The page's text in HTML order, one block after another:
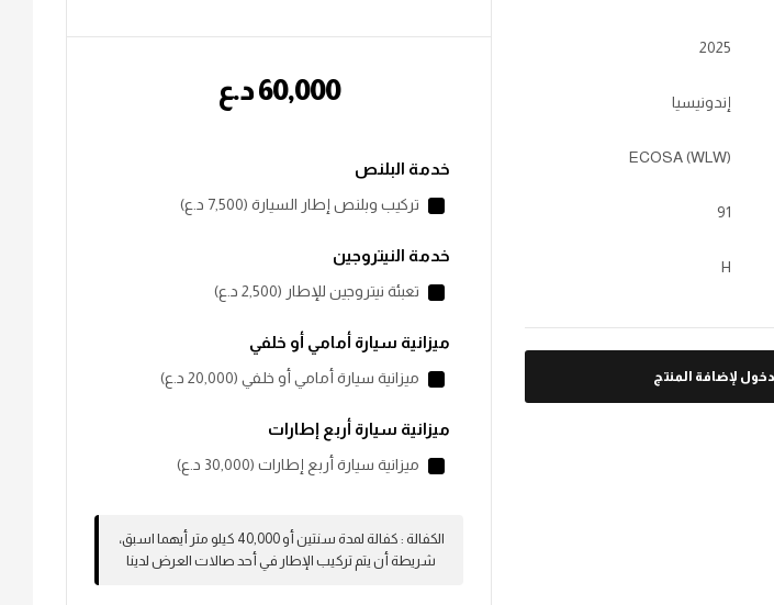
2025
إندونيسيا
ECOSA (WLW)
91
H
لإضافة المنتج
60,000؜د.؜ع
خدمة البلنص
تركيب وبلنص إطار السيارة (7,500 ؜د.؜ع)
خدمة النيتروجين
تعبئة نيتروجين للإطار (2,500 ؜د.؜ع)
ميزانية سيارة أمامي أو خلفي
ميزانية سيارة أمامي أو خلفي (20,000 ؜د.؜ع)
ميزانية سيارة أربع إطارات
ميزانية سيارة أربع إطارات (30,000 ؜د.؜ع)
الكفالة :
كفالة لمدة سنتين أو 40,000 كيلو متر أيهما اسبق،
شريطة أن يتم تركيب الإطار في أحد صالات العرض لدينا